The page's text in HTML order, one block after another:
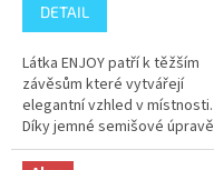
DETAIL
Látka ENJOY patří k těžším
závěsům které vytvářejí
elegantní vzhled v místnosti.
Díky jemné semišové úpravě
materiál je krásně hebký a